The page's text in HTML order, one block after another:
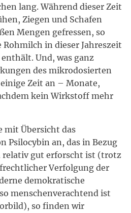
lang. Während dieser Zeit
Ziegen und Schafen
Mengen gefressen, so
Rohmilch in dieser Jahreszeit
Und, was ganz
des mikrodosierten
Zeit an – Monate,
kein Wirkstoff mehr
mit Übersicht das
Psilocybin an, das in Bezug
relativ gut erforscht ist (trotz
Verfolgung der
demokratische
menschenverachtend ist
so finden wir